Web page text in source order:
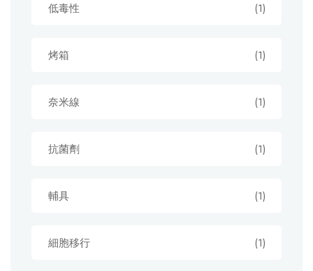
低毒性 (1)
烤箱 (1)
奈米線 (1)
抗菌劑 (1)
輔具 (1)
細胞移行 (1)